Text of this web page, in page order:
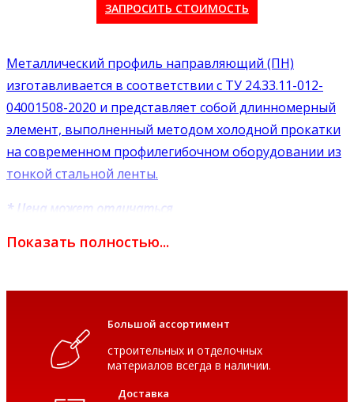
ЗАПРОСИТЬ СТОИМОСТЬ
Металлический профиль направляющий (ПН)
изготавливается в соответствии с ТУ 24.33.11-012-
04001508-2020 и представляет собой длинномерный
элемент, выполненный методом холодной прокатки
на современном профилегибочном оборудовании из
тонкой стальной ленты.
* Цена может отличаться
Показать полностью...
Большой ассортимент
строительных и отделочных
материалов всегда в наличии.
Доставка